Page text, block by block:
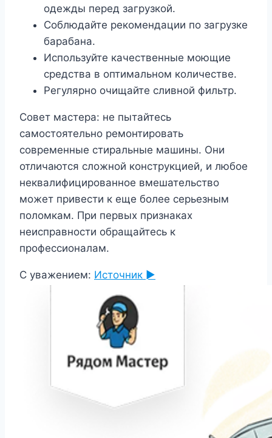
одежды перед загрузкой.
Соблюдайте рекомендации по загрузке
барабана.
Используйте качественные моющие
средства в оптимальном количестве.
Регулярно очищайте сливной фильтр.
Совет мастера: не пытайтесь
самостоятельно ремонтировать
современные стиральные машины. Они
отличаются сложной конструкцией, и любое
неквалифицированное вмешательство
может привести к еще более серьезным
поломкам. При первых признаках
неисправности обращайтесь к
профессионалам.
С уважением: Источник ►